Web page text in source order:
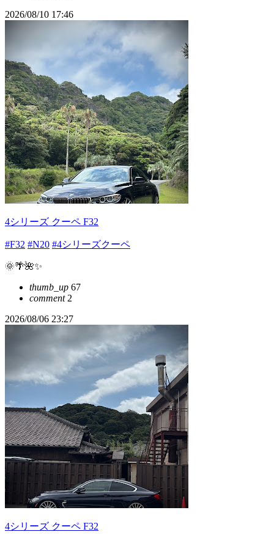
2026/08/10 17:46
4シリーズ クーペ F32
#F32 #N20 #4シリーズクーペ
🌞🌴🌺✨
thumb_up 67
comment2
2026/08/06 23:27
4シリーズ クーペ F32